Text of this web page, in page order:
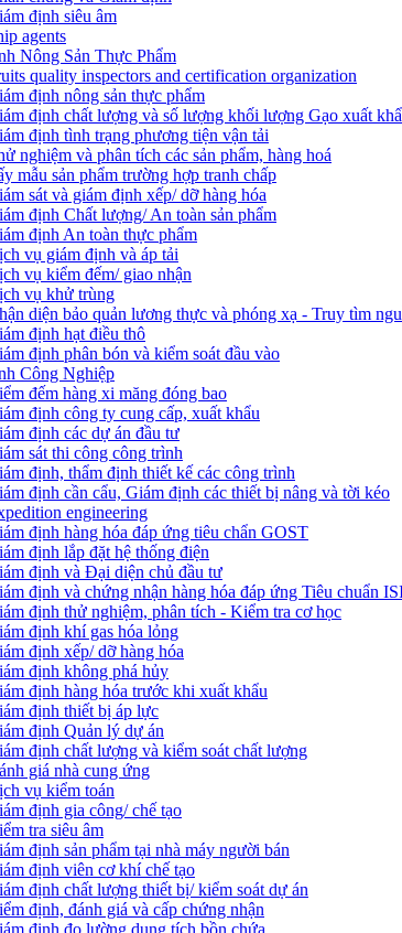
định siêu âm
agents
Nông Sản Thực Phẩm
quality inspectors and certification organization
định nông sản thực phẩm
định chất lượng và số lượng khối lượng Gạo xuất
định tình trạng phương tiện vận tải
nghiệm và phân tích các sản phẩm, hàng hoá
mẫu sản phẩm trường hợp tranh chấp
sát và giám định xếp/ dỡ hàng hóa
định Chất lượng/ An toàn sản phẩm
định An toàn thực phẩm
vụ giám định và áp tải
vụ kiểm đếm/ giao nhận
vụ khử trùng
diện bảo quản lương thực và phóng xạ - Truy tìm
định hạt điều thô
định phân bón và kiểm soát đầu vào
Công Nghiệp
đếm hàng xi măng đóng bao
định công ty cung cấp, xuất khẩu
định các dự án đầu tư
sát thi công công trình
định, thẩm định thiết kế các công trình
định cần cẩu, Giám định các thiết bị nâng và tời kéo
engineering
định hàng hóa đáp ứng tiêu chẩn GOST
định lắp đặt hệ thống điện
định và Đại diện chủ đầu tư
định và chứng nhận hàng hóa đáp ứng Tiêu chuẩn
định thử nghiệm, phân tích - Kiểm tra cơ học
định khí gas hóa lỏng
định xếp/ dỡ hàng hóa
định không phá hủy
định hàng hóa trước khi xuất khẩu
định thiết bị áp lực
định Quản lý dự án
định chất lượng và kiểm soát chất lượng
giá nhà cung ứng
vụ kiểm toán
định gia công/ chế tạo
tra siêu âm
định sản phẩm tại nhà máy người bán
định viên cơ khí chế tạo
định chất lượng thiết bị/ kiểm soát dự án
định, đánh giá và cấp chứng nhận